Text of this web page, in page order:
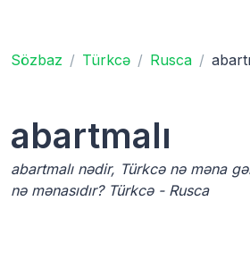
Sözbaz Türkcə Rusca
abartmalı
abartmalı nədir, Türkcə nə məna
nə mənasıdır? Türkcə - Rusca